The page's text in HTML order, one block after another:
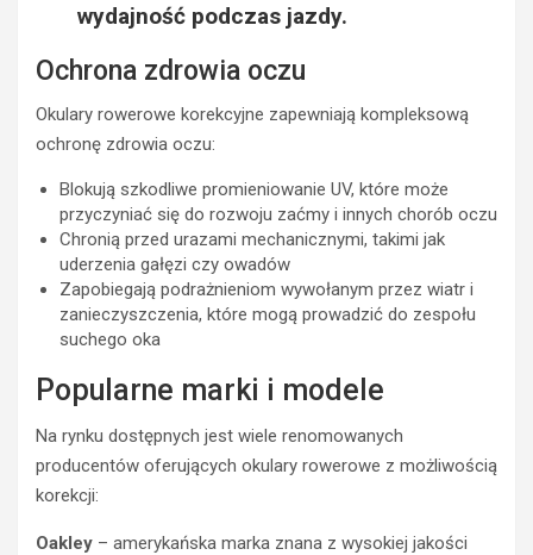
wydajność podczas jazdy.
Ochrona zdrowia oczu
Okulary rowerowe korekcyjne zapewniają kompleksową
ochronę zdrowia oczu:
Blokują szkodliwe promieniowanie UV, które może
przyczyniać się do rozwoju zaćmy i innych chorób oczu
Chronią przed urazami mechanicznymi, takimi jak
uderzenia gałęzi czy owadów
Zapobiegają podrażnieniom wywołanym przez wiatr i
zanieczyszczenia, które mogą prowadzić do zespołu
suchego oka
Popularne marki i modele
Na rynku dostępnych jest wiele renomowanych
producentów oferujących okulary rowerowe z możliwością
korekcji:
Oakley – amerykańska marka znana z wysokiej jakości